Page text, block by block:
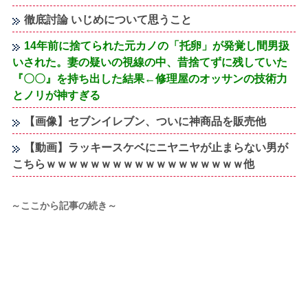
徹底討論 いじめについて思うこと
14年前に捨てられた元カノの「托卵」が発覚し間男扱
いされた。妻の疑いの視線の中、昔捨てずに残していた
『〇〇』を持ち出した結果←修理屋のオッサンの技術力
とノリが神すぎる
【画像】セブンイレブン、ついに神商品を販売他
【動画】ラッキースケベにニヤニヤが止まらない男が
こちらｗｗｗｗｗｗｗｗｗｗｗｗｗｗｗｗｗｗ他
～ここから記事の続き～